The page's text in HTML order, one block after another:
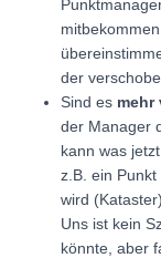
der
Sind es mehr
der Manager
kann was
z.B. ein
wird
Uns ist kein
könnte, aber